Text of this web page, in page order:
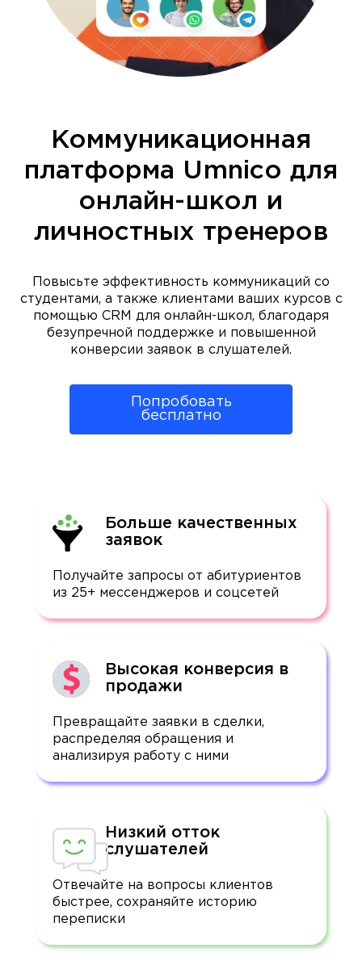
Коммуникационная
платформа Umnico для
онлайн-школ и
личностных тренеров
Повысьте эффективность коммуникаций со
студентами, а также клиентами ваших курсов с
помощью CRM для онлайн-школ, благодаря
безупречной поддержке и повышенной
конверсии заявок в слушателей.
Попробовать
бесплатно
Больше качественных
заявок
Получайте запросы от абитуриентов
из 25+ мессенджеров и соцсетей
Высокая конверсия в
продажи
Превращайте заявки в сделки,
распределяя обращения и
анализируя работу с ними
Низкий отток
слушателей
Отвечайте на вопросы клиентов
быстрее, сохраняйте историю
переписки